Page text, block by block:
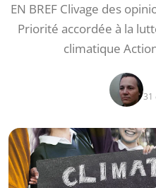
EN BREF Clivage des
Priorité accordée à la
climatique
31